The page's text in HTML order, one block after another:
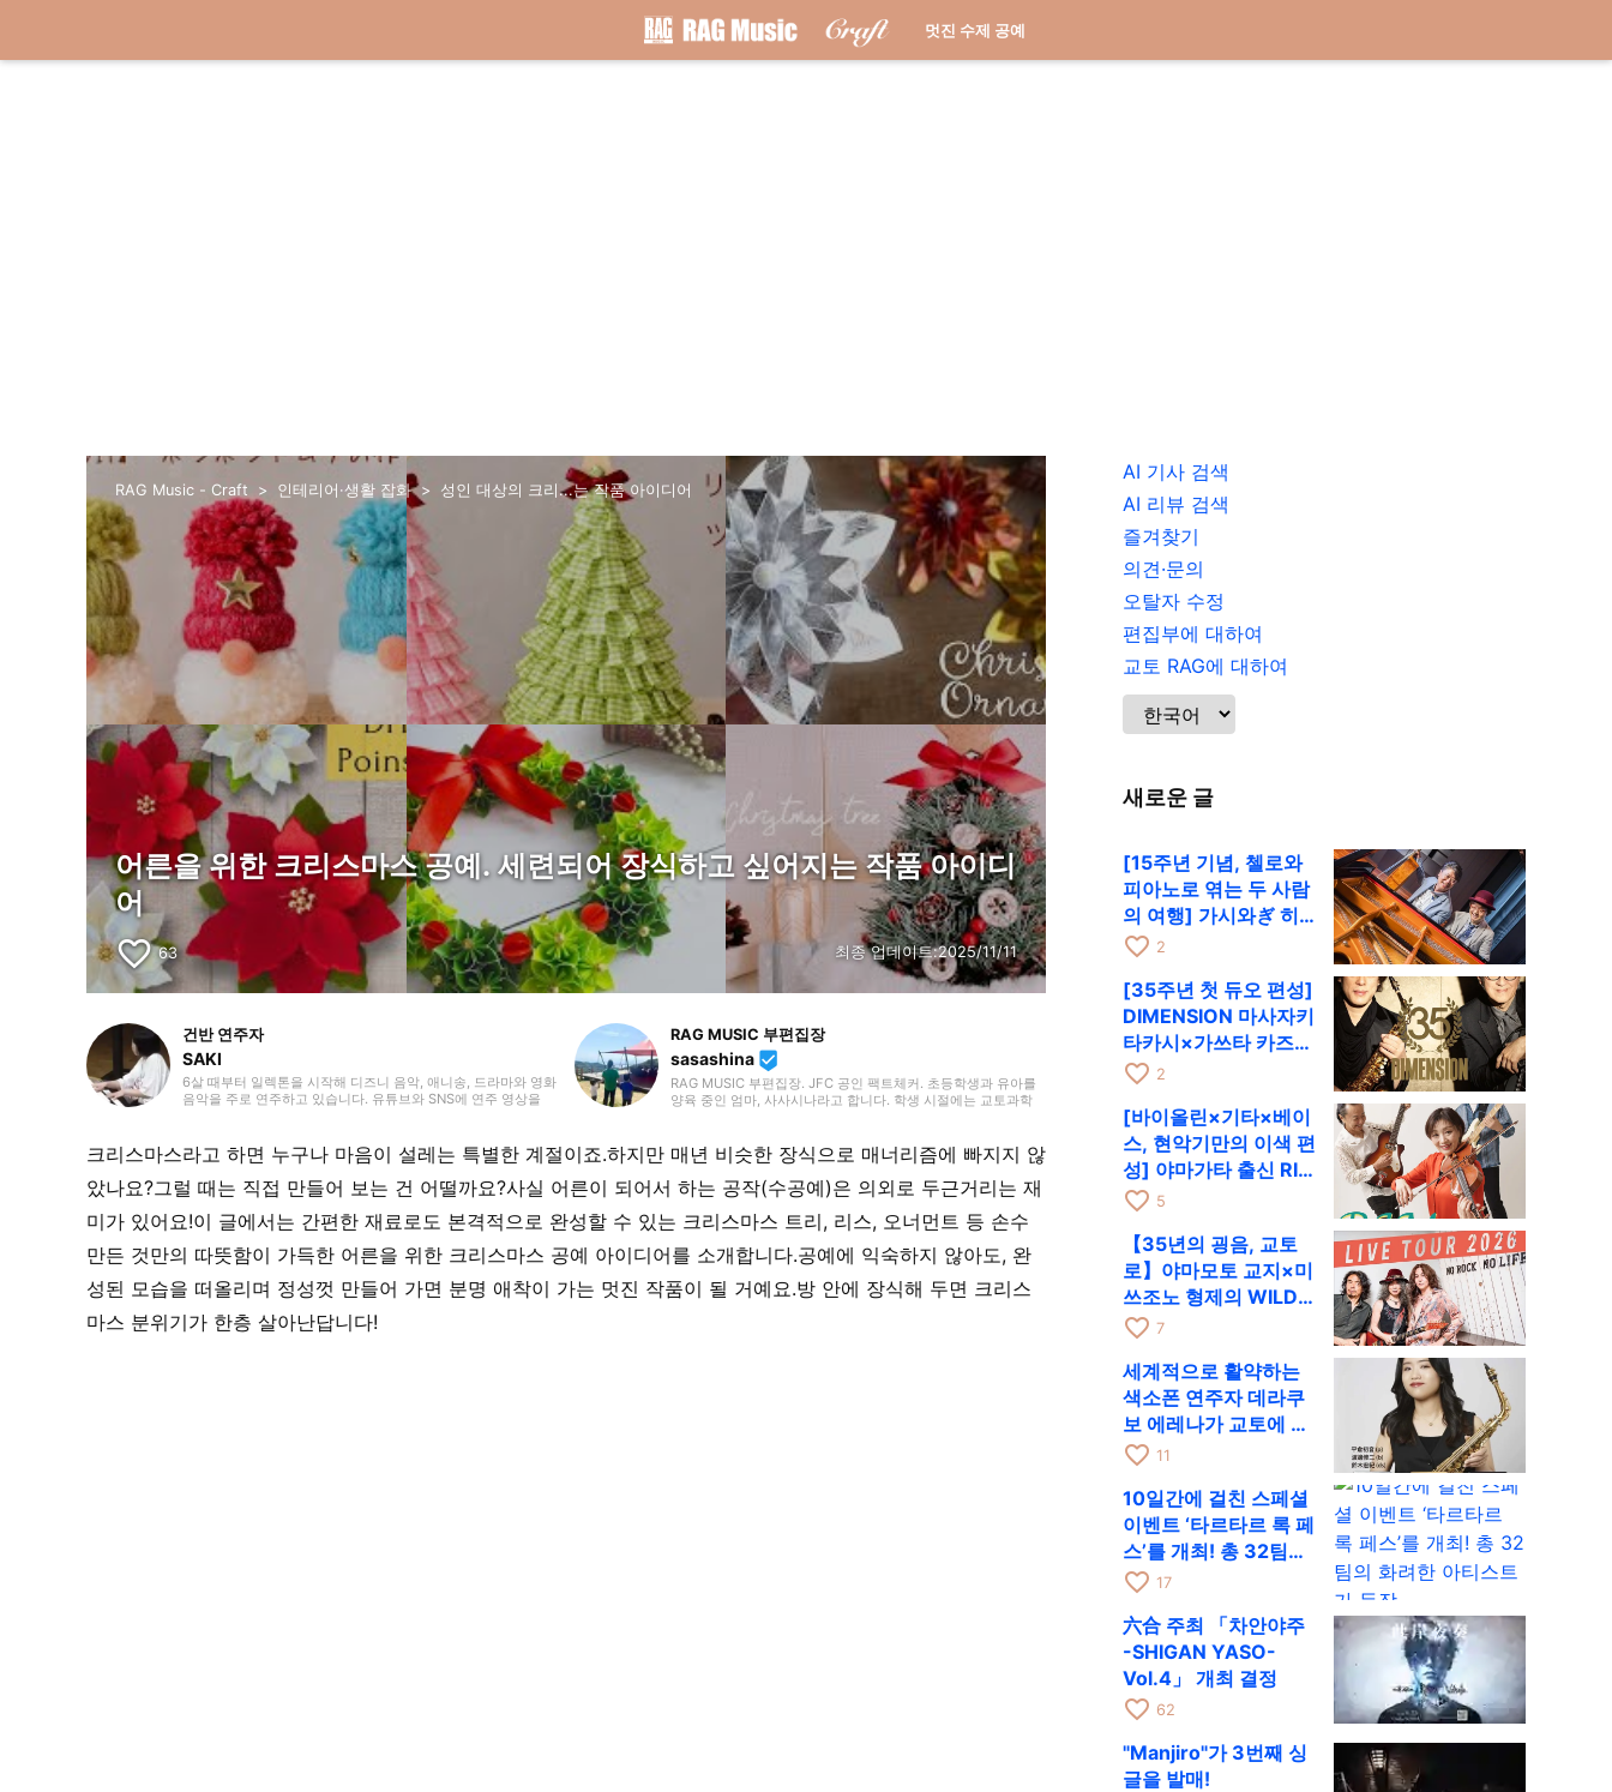
멋진 수제 공예
RAG Music - Craft 인테리어·생활 잡화 성인 대상의 크리...는 작품 아이디어
어른을 위한 크리스마스 공예. 세련되어 장식하고 싶어지는 작품 아이디
어
favorite_border 63 최종 업데이트:2025/11/11
건반 연주자
SAKI
6살 때부터 일렉톤을 시작해 디즈니 음악, 애니송, 드라마와 영화
음악을 주로 연주하고 있습니다. 유튜브와 SNS에 연주 영상을
출연했습니다. 라이터로서는 음악 관련 기사뿐만 아니라 다양한
장르의 글을 다뤄왔기 때문에, 그동안의 경험을 바탕으로 ‘해보고
싶다!’, ‘들어보고 싶다!’라고 느낄 수 있는 글을 전해드리고 싶습
니다!
RAG MUSIC 부편집장
sasashina beenhere
RAG MUSIC 부편집장. JFC 공인 팩트체커. 초등학생과 유아를
양육 중인 엄마, 사사시나라고 합니다. 학생 시절에는 교토과학
니다. 졸업 후 현재 재직 중인 음악 제작 회사에 입사하여 지금까
지 줄곧 제작 분야에서 경험을 쌓으며, 음악을 축으로 다양한 업
무에 임하고 있습니다. 현재는 제가 나름대로 육아를 통해 배우
고, 아이들과 매일 마주하며 느끼고 알게 된 것들을 살려, 아동 대
상의 기사 중심으로 담당하고 있습니다. 조금이라도 여러분께 도
움이 되길 바랍니다!
크리스마스라고 하면 누구나 마음이 설레는 특별한 계절이죠.하지만 매년 비슷한 장식으로 매너리즘에 빠지지 않
았나요?그럴 때는 직접 만들어 보는 건 어떨까요?사실 어른이 되어서 하는 공작(수공예)은 의외로 두근거리는 재
미가 있어요!이 글에서는 간편한 재료로도 본격적으로 완성할 수 있는 크리스마스 트리, 리스, 오너먼트 등 손수
만든 것만의 따뜻함이 가득한 어른을 위한 크리스마스 공예 아이디어를 소개합니다.공예에 익숙하지 않아도, 완
성된 모습을 떠올리며 정성껏 만들어 가면 분명 애착이 가는 멋진 작품이 될 거예요.방 안에 장식해 두면 크리스
마스 분위기가 한층 살아난답니다!
AI 기사 검색
AI 리뷰 검색
즐겨찾기
의견·문의
오탈자 수정
편집부에 대하여
교토 RAG에 대하여
새로운 글
[15주년 기념, 첼로와
피아노로 엮는 두 사람
의 여행] 가시와ぎ 히
로키 & 미쓰다 겐이치
RAG로
favorite_border 2
[35주년 첫 듀오 편성]
DIMENSION 마사자키
타카시×가쓰타 카즈키
가 10월 11일 교토
favorite_border 2
[바이올린×기타×베이
스, 현악기만의 이색 편
성] 야마가타 출신 RIM
이 첫 전국 투어로 8월
favorite_border 5
【35년의 굉음, 교토
로】야마모토 교지×미
쓰조노 형제의 WILD
FLAG가 8월 6일 RAG
favorite_border 7
세계적으로 활약하는
색소폰 연주자 데라쿠
보 에레나가 교토에 온
다! 콰르텟 투어 교토
개최
favorite_border 11
10일간에 걸친 스페셜
이벤트 ‘타르타르 록 페
스’를 개최! 총 32팀의
화려한 아티스트가 등
favorite_border 17
六合 주최 「차안야주
-SHIGAN YASO-
Vol.4」 개최 결정
favorite_border 62
"Manjiro"가 3번째 싱
글을 발매!